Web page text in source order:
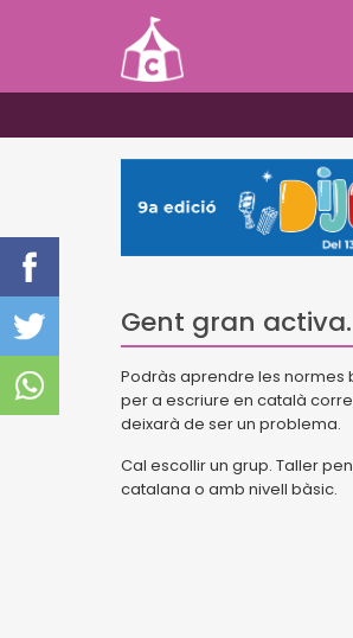
Gent gran
Podràs aprendre les
per a escriure en català
deixarà de ser un problema.
Cal escollir un grup. Taller
catalana o amb nivell bàsic.